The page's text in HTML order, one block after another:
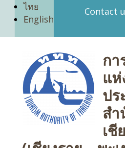
ไทย
English
Contact
กา
แห่
ปร
สำ
เชี